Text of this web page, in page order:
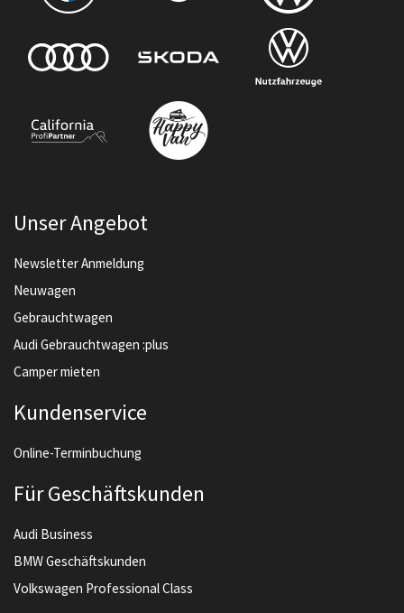
Unser Angebot
Newsletter Anmeldung
Neuwagen
Gebrauchtwagen
Audi Gebrauchtwagen :plus
Camper mieten
Kundenservice
Online-Terminbuchung
Für Geschäftskunden
Audi Business
BMW Geschäftskunden
Volkswagen Professional Class